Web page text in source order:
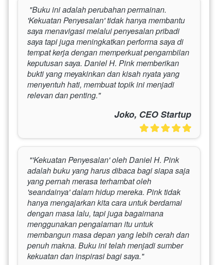
'Kekuatan Penyesalan' tidak hanya membantu
saya menavigasi melalui penyesalan pribadi
saya tapi juga meningkatkan performa saya di
tempat kerja dengan memperkuat pengambilan
keputusan saya. Daniel H. Pink memberikan
bukti yang meyakinkan dan kisah nyata yang
menyentuh hati, membuat topik ini menjadi
relevan dan penting."
Joko, CEO Startup
adalah buku yang harus dibaca bagi siapa saja
yang pernah merasa terhambat oleh
'seandainya' dalam hidup mereka. Pink tidak
hanya mengajarkan kita cara untuk berdamai
dengan masa lalu, tapi juga bagaimana
menggunakan pengalaman itu untuk
membangun masa depan yang lebih cerah dan
penuh makna. Buku ini telah menjadi sumber
kekuatan dan inspirasi bagi saya."